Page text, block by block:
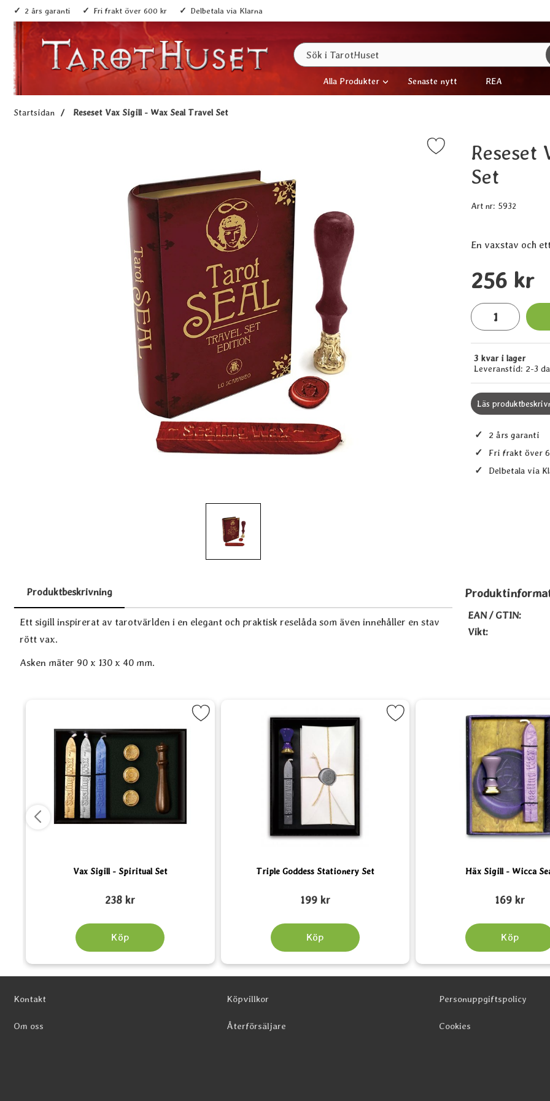
2 års garanti Fri frakt över 600 kr Delbetala via Klarna
Sök
Alla Produkter Senaste nytt REA
Startsidan Reseset Vax Sigill - Wax Seal Travel Set
Markera reseset Vax Sigill - Wax Seal Travel Set som
Reseset
Set
Art nr: 5932
En vaxstav och
pris
256 kr
antal
Tillgänglighet:
3 kvar i lager
Leveranstid: 2-3
Läs
✓ 2 års garanti
✓ Fri frakt över
✓ Delbetala via
Produktbeskrivning
Produktbeskrivning
Ett sigill inspirerat av tarotvärlden i en elegant och praktisk reselåda som även innehåller en stav
rött vax.
Asken mäter 90 x 130 x 40 mm.
EAN / GTIN:
Vikt:
Vax Sigill - Spiritual Set
238 kr
Köp
Markera Vax Sigill - Spiritual Set som favorit
Triple Goddess Stationery Set
199 kr
Köp
Markera Triple Goddess Stationery Set som favorit
Häx Sigill - Wicca
169 kr
Köp
Markera
Sidfot Blandad info och länkar
Kontakt
Om oss
Köpvillkor
Återförsäljare
Personuppgiftspolicy
Cookies